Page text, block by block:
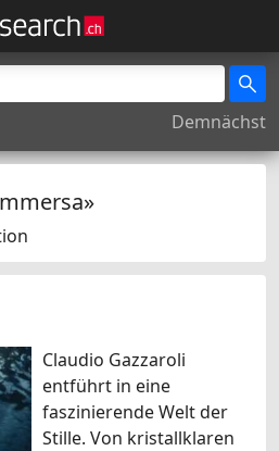
Demnächst
Claudio Gazzaroli
entführt in eine
faszinierende Welt der
Stille. Von kristallklaren